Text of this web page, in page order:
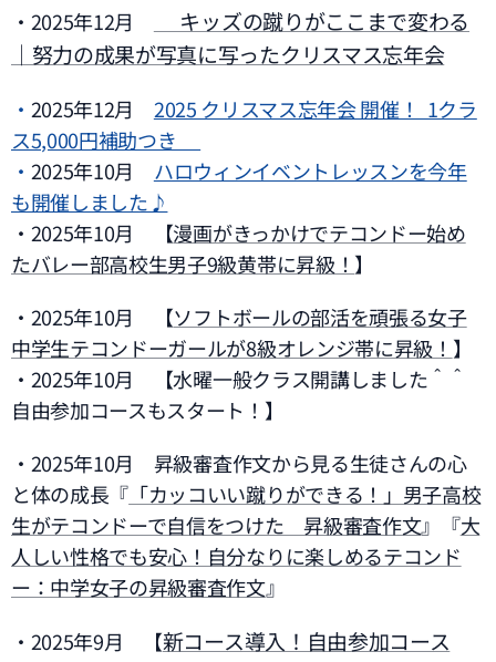
・2025年12月
🎄キッズの蹴りがここまで変わる
｜努力の成果が写真に写ったクリスマス忘年会
・ 2025年12月
2025 クリスマス忘年会 開催！ 1クラ
ス5,000円補助つき🎁
・ 2025年10月
ハロウィンイベントレッスンを今年
も開催しました♪
・2025年10月 【漫画がきっかけでテコンドー始め
たバレー部高校生男子9級黄帯に昇級！ 】
・2025年10月 【ソフトボールの部活を頑張る女子
中学生テコンドーガールが8級オレンジ帯に昇級！ 】
・2025年10月 【水曜一般クラス開講しました＾＾
自由参加コースもスタート！】
・2025年10月 昇級審査作文から見る生徒さんの心
と体の成長『 「カッコいい蹴りができる！」男子高校
生がテコンドーで自信をつけた 昇級審査作文』『大
人しい性格でも安心！自分なりに楽しめるテコンド
ー：中学女子の昇級審査作文』
・2025年9月 【新コース導入！自由参加コース